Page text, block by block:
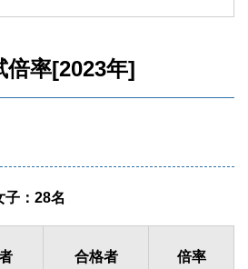
倍率[2023年]
子：28名
合格者 倍率